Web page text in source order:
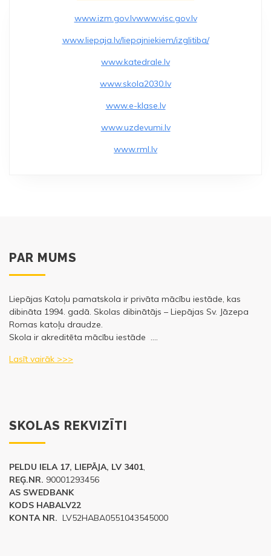
www.izm.gov.lvwww.visc.gov.lv
www.liepaja.lv/liepajniekiem/izglitiba/
www.katedrale.lv
www.skola2030.lv
www.e-klase.lv
www.uzdevumi.lv
www.rml.lv
PAR MUMS
Liepājas Katoļu pamatskola ir privāta mācību iestāde, kas
dibināta 1994. gadā. Skolas dibinātājs – Liepājas Sv. Jāzepa
Romas katoļu draudze.
Skola ir akreditēta mācību iestāde ….
Lasīt vairāk >>>
SKOLAS REKVIZĪTI
PELDU IELA 17, LIEPĀJA, LV 3401,
REĢ.NR. 90001293456
AS SWEDBANK
KODS HABALV22
KONTA NR. LV52HABA0551043545000